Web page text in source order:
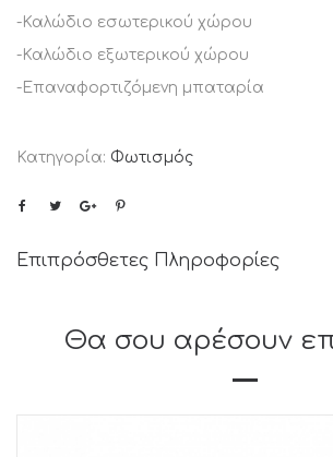
-Καλώδιο εσωτερικού χώρου
-Καλώδιο εξωτερικού χώρου
-Επαναφορτιζόμενη μπαταρία
Κατηγορία: Φωτισμός
Επιπρόσθετες Πληροφορίες
Θα σου αρέσουν